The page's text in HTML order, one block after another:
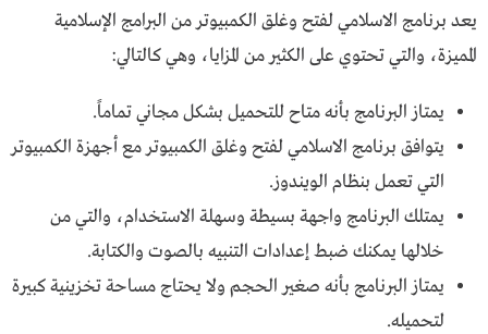
يعد برنامج الاسلامي لفتح وغلق الكمبيوتر من البرامج الإسلامية
المميزة، والتي تحتوي على الكثير من المزايا، وهي كالتالي:
يمتاز البرنامج بأنه متاح للتحميل بشكل مجاني تماماً.
يتوافق برنامج الاسلامي لفتح وغلق الكمبيوتر مع أجهزة الكمبيوتر
التي تعمل بنظام الويندوز.
يمتلك البرنامج واجهة بسيطة وسهلة الاستخدام، والتي من
خلالها يمكنك ضبط إعدادات التنبيه بالصوت والكتابة.
يمتاز البرنامج بأنه صغير الحجم ولا يحتاج مساحة تخزينية كبيرة
لتحميله.